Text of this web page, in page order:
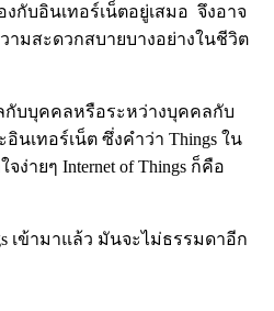
กับอินเทอร์เน็ตอยู่เสมอ จึงอาจ
ามสะดวกสบายบางอย่างในชีวิต
กับบุคคลหรือระหว่างบุคคลกับ
อินเทอร์เน็ต ซึ่งคำว่า Things ใน
ายๆ Internet of Things ก็คือ
เข้ามาแล้ว มันจะไม่ธรรมดาอีก